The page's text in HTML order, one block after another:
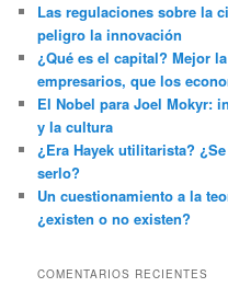
Las regulaciones sobre la
peligro la innovación
¿Qué es el capital? Mejor
empresarios, que los
El Nobel para Joel Mokyr:
y la cultura
¿Era Hayek utilitarista?
serlo?
Un cuestionamiento a la
¿existen o no existen?
COMENTARIOS RECIENTES